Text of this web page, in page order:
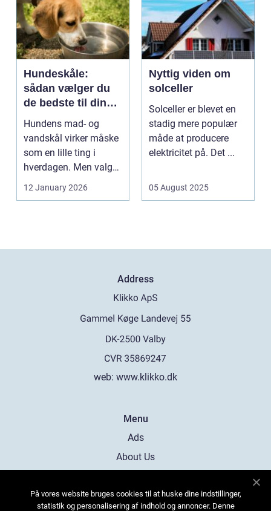
Hundeskåle:
sådan vælger du
de bedste til din
hund
Hundens mad- og
vandskål virker måske
som en lille ting i
hverdagen. Men valg
af sk&arin...
12 January 2026
Nyttig viden om
solceller
Solceller er blevet en
stadig mere populær
måde at producere
elektricitet på. Det ...
05 August 2025
Address
web: www.klikko.dk
Menu
Ads
About Us
Contact
På vores website bruges cookies til at huske dine indstillinger,
statistik og personalisering af indhold og annoncer. Denne